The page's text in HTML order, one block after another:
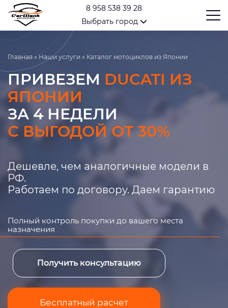
8 958 538 39 28
Выбрать город
Главная » Наши услуги » Каталог мотоциклов из Японии
ПРИВЕЗЕМ DUCATI ИЗ
ЯПОНИИ
ЗА 4 НЕДЕЛИ
С ВЫГОДОЙ ОТ 30%
Дешевле, чем аналогичные модели в
РФ.
Работаем по договору. Даем гарантию
Полный контроль покупки до вашего места
назначения
Получить консультацию
Бесплатный расчет